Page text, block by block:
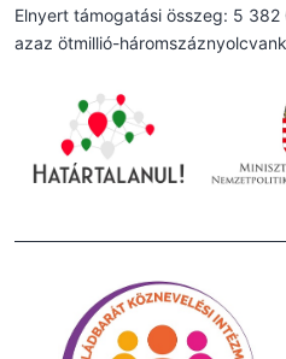
Elnyert támogatási összeg: 5
azaz ötmillió-